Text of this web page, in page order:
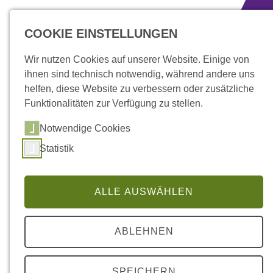
zum Inhalt springen
» Wofür wir stehen
COOKIE EINSTELLUNGEN
Wir nutzen Cookies auf unserer Website. Einige von
ihnen sind technisch notwendig, während andere uns
helfen, diese Website zu verbessern oder zusätzliche
Funktionalitäten zur Verfügung zu stellen.
Notwendige Cookies
Statistik
ALLE AUSWÄHLEN
ABLEHNEN